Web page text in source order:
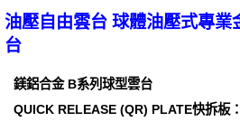
油壓自由雲台 球體油壓式專業
台
鎂鋁合金 B系列球型雲台
QUICK RELEASE (QR) PLATE快拆板